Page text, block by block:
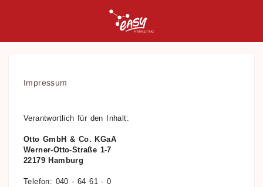
Impressum
Verantwortlich für den Inhalt:
Otto GmbH & Co. KGaA
Werner-Otto-Straße 1-7
22179 Hamburg
Telefon: 040 - 64 61 - 0